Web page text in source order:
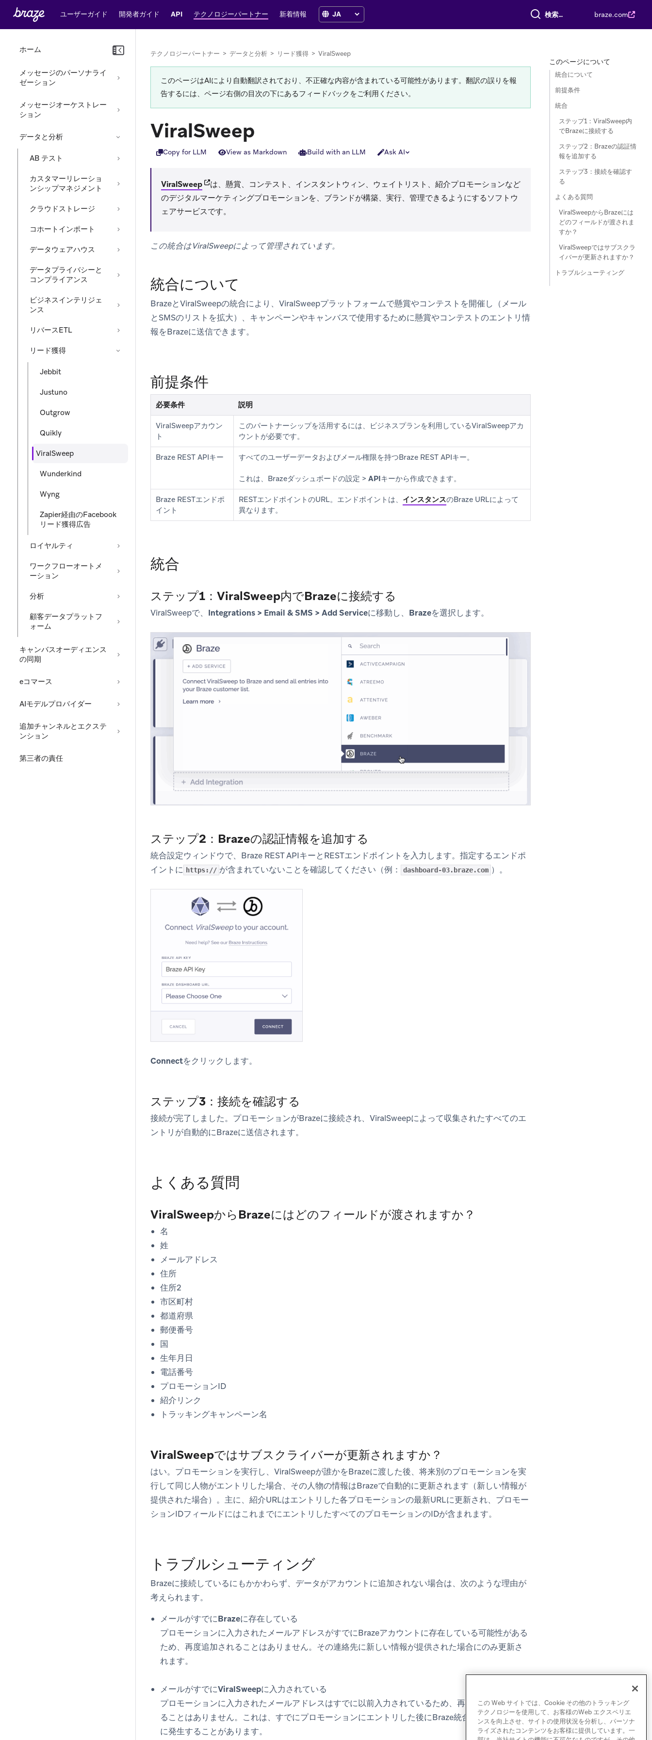
ユーザーガイド 開発者ガイド API テクノロジーパートナー 新着情報 すべて検索 braze.com
ホーム
メッセージのパーソナライ
ゼーション
メッセージオーケストレー
ション
データと分析
AB テスト
カスタマーリレーショ
ンシップマネジメント
クラウドストレージ
コホートインポート
データウェアハウス
データプライバシーと
コンプライアンス
ビジネスインテリジェ
ンス
リバースETL
リード獲得
Jebbit
Justuno
Outgrow
Quikly
ViralSweep
Wunderkind
Wyng
Zapier経由のFacebook
リード獲得広告
ロイヤルティ
ワークフローオートメ
ーション
分析
顧客データプラットフ
ォーム
キャンバスオーディエンス
の同期
eコマース
AIモデルプロバイダー
追加チャンネルとエクステ
ンション
第三者の責任
テクノロジーパートナー > データと分析 > リード獲得 > ViralSweep
このページはAIにより自動翻訳されており、不正確な内容が含まれている可能性があります。翻訳の誤りを報
告するには、ページ右側の目次の下にあるフィードバックをご利用ください。
ViralSweep
Copy for LLM View as Markdown Build with an LLM Ask AI
ViralSweep(opens in new tab)
は、懸賞、コンテスト、インスタントウィン、ウェイトリスト、紹介プロモーションなど
のデジタルマーケティングプロモーションを、ブランドが構築、実行、管理できるようにするソフトウ
ェアサービスです。
この統合はViralSweepによって管理されています。
統合について
BrazeとViralSweepの統合により、ViralSweepプラットフォームで懸賞やコンテストを開催し（メール
とSMSのリストを拡大）、キャンペーンやキャンバスで使用するために懸賞やコンテストのエントリ情
報をBrazeに送信できます。
前提条件
必要条件 説明
ViralSweepアカウン
ト
このパートナーシップを活用するには、ビジネスプランを利用しているViralSweepアカ
ウントが必要です。
Braze REST APIキー すべてのユーザーデータおよびメール権限を持つBraze REST APIキー。
これは、Brazeダッシュボードの設定 > APIキーから作成できます。
Braze RESTエンドポ
イント
RESTエンドポイントのURL。エンドポイントは、 インスタンスのBraze URLによって
異なります。
統合
ステップ1：ViralSweep内でBrazeに接続する
ViralSweepで、 Integrations > Email & SMS > Add Serviceに移動し、 Brazeを選択します。
ステップ2：Brazeの認証情報を追加する
統合設定ウィンドウで、Braze REST APIキーとRESTエンドポイントを入力します。指定するエンドポ
イントに https:// が含まれていないことを確認してください（例： dashboard-03.braze.com ）。
Connectをクリックします。
ステップ3：接続を確認する
接続が完了しました。プロモーションがBrazeに接続され、ViralSweepによって収集されたすべてのエ
ントリが自動的にBrazeに送信されます。
よくある質問
ViralSweepからBrazeにはどのフィールドが渡されますか？
名
姓
メールアドレス
住所
住所2
市区町村
都道府県
郵便番号
国
生年月日
電話番号
プロモーションID
紹介リンク
トラッキングキャンペーン名
ViralSweepではサブスクライバーが更新されますか？
はい。プロモーションを実行し、ViralSweepが誰かをBrazeに渡した後、将来別のプロモーションを実
行して同じ人物がエントリした場合、その人物の情報はBrazeで自動的に更新されます（新しい情報が
提供された場合）。主に、紹介URLはエントリした各プロモーションの最新URLに更新され、プロモー
ションIDフィールドにはこれまでにエントリしたすべてのプロモーションのIDが含まれます。
トラブルシューティング
Brazeに接続しているにもかかわらず、データがアカウントに追加されない場合は、次のような理由が
考えられます。
メールがすでにBrazeに存在している
プロモーションに入力されたメールアドレスがすでにBrazeアカウントに存在している可能性がある
ため、再度追加されることはありません。その連絡先に新しい情報が提供された場合にのみ更新さ
れます。
メールがすでにViralSweepに入力されている
プロモーションに入力されたメールアドレスはすでに以前入力されているため、再度Brazeに渡され
ることはありません。これは、すでにプロモーションにエントリした後にBraze統合を設定した場合
に発生することがあります。
このページについて
統合について
前提条件
統合
ステップ1：ViralSweep内
でBrazeに接続する
ステップ2：Brazeの認証情
報を追加する
ステップ3：接続を確認す
る
よくある質問
ViralSweepからBrazeには
どのフィールドが渡されま
すか？
ViralSweepではサブスクラ
イバーが更新されますか？
トラブルシューティング
この Web サイトでは、Cookie その他のトラッキング
テクノロジーを使用して、お客様のWeb エクスペリエ
ンスを向上させ、サイトの使用状況を分析し、パーソナ
ライズされたコンテンツをお客様に提供しています。一